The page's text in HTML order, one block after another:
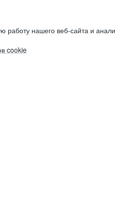
нашего веб-сайта и
cookie